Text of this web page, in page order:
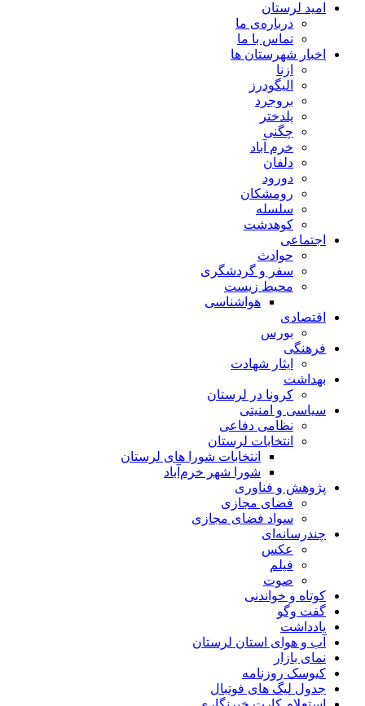
امید لرستان
درباره‌ی ما
تماس با ما
اخبار شهرستان ها
ازنا
الیگودرز
بروجرد
پلدختر
چگنی
خرم آباد
دلفان
دورود
رومشکان
سلسله
کوهدشت
اجتماعی
حوادث
سفر و گردشگری
محیط زیست
هواشناسی
اقتصادی
بورس
فرهنگی
ایثار شهادت
بهداشت
کرونا در لرستان
سیاسی و امنیتی
نظامی دفاعی
انتخابات لرستان
انتخابات شورا های لرستان
شورا شهر خرم‌آباد
پژوهش و فناوری
فضای مجازی
سواد فضای مجازی
چندرسانه‌ای
عكس
فیلم
صوت
کوتاه و خواندنی
گفت وگو
یادداشت
آب و هوای استان لرستان
نمای بازار
کیوسک روزنامه
جدول لیگ های فوتبال